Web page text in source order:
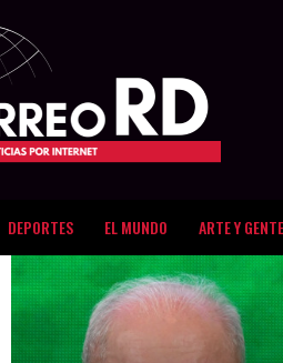
DEPORTES EL MUNDO ARTE Y GENTE